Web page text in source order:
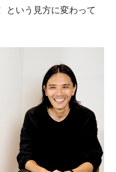
という見方に変わって